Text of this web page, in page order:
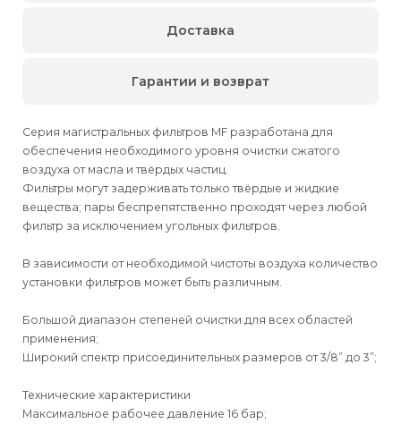
Серия магистральных фильтров MF разработана для
обеспечения необходимого уровня очистки сжатого
воздуха от масла и твёрдых частиц.
Фильтры могут задерживать только твёрдые и жидкие
вещества; пары беспрепятственно проходят через любой
фильтр за исключением угольных фильтров.
В зависимости от необходимой чистоты воздуха количество
установки фильтров может быть различным.
Большой диапазон степеней очистки для всех областей
применения;
Широкий спектр присоединительных размеров от 3/8” до 3”;
Технические характеристики
Максимальное рабочее давление 16 бар;
Доставка
Гарантии и возврат